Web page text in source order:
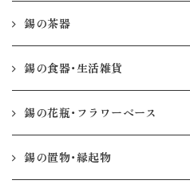
錫の茶器
錫の食器・生活雑貨
錫の花瓶・フラワーベース
錫の置物・縁起物